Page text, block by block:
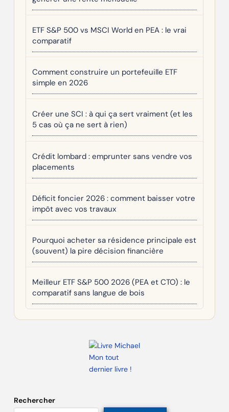
ETF S&P 500 vs MSCI World en PEA : le vrai
comparatif
Comment construire un portefeuille ETF
simple en 2026
Créer une SCI : à qui ça sert vraiment (et les
5 cas où ça ne sert à rien)
Crédit lombard : emprunter sans vendre vos
placements
Déficit foncier 2026 : comment baisser votre
impôt avec vos travaux
Pourquoi acheter sa résidence principale est
(souvent) la pire décision financière
Meilleur ETF S&P 500 2026 (PEA et CTO) : le
comparatif sans langue de bois
Mon tout
dernier livre !
Rechercher